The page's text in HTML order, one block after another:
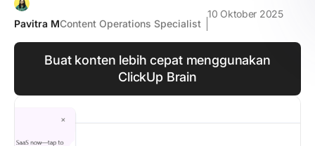
Pavitra MContent Operations Specialist
10 Oktober 2025
Buat konten lebih cepat menggunakan
ClickUp Brain